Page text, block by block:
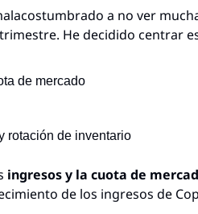
a no ver
He decidido centrar
de mercado
rotación de inventario
ingresos y la cuota de
de los ingresos de